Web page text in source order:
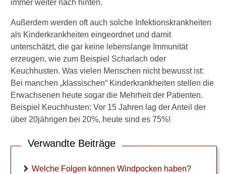
immer weiter nach hinten.
Außerdem werden oft auch solche Infektionskrankheiten
als Kinderkrankheiten eingeordnet und damit
unterschätzt, die gar keine lebenslange Immunität
erzeugen, wie zum Beispiel Scharlach oder
Keuchhusten. Was vielen Menschen nicht bewusst ist:
Bei manchen „klassischen“ Kinderkrankheiten stellen die
Erwachsenen heute sogar die Mehrheit der Patienten.
Beispiel Keuchhusten: Vor 15 Jahren lag der Anteil der
über 20jährigen bei 20%, heute sind es 75%!
Verwandte Beiträge
Welche Folgen können Windpocken haben?
p
a
r
t
i
e
n
i
n
d
b
o
d